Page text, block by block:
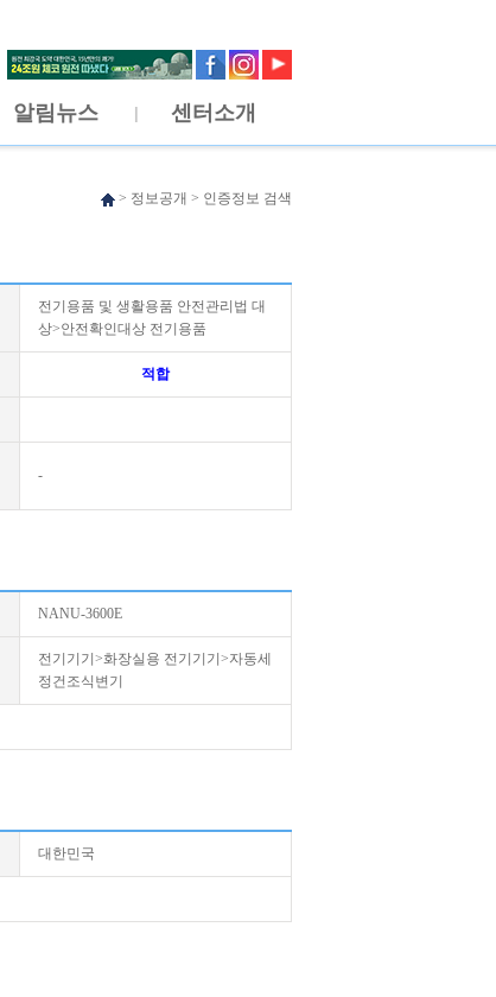
알림뉴스 센터소개
> 정보공개 > 인증정보 검색
전기용품 및 생활용품 안전관리법 대
상>안전확인대상 전기용품
적합
-
NANU-3600E
전기기기>화장실용 전기기기>자동세
정건조식변기
대한민국